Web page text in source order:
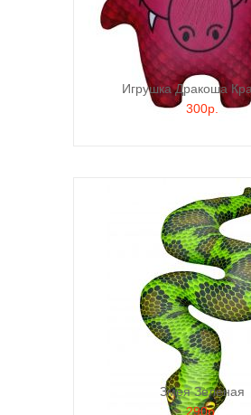
Игрушка Дракоша
300р.
Змея Зеленая
290р.